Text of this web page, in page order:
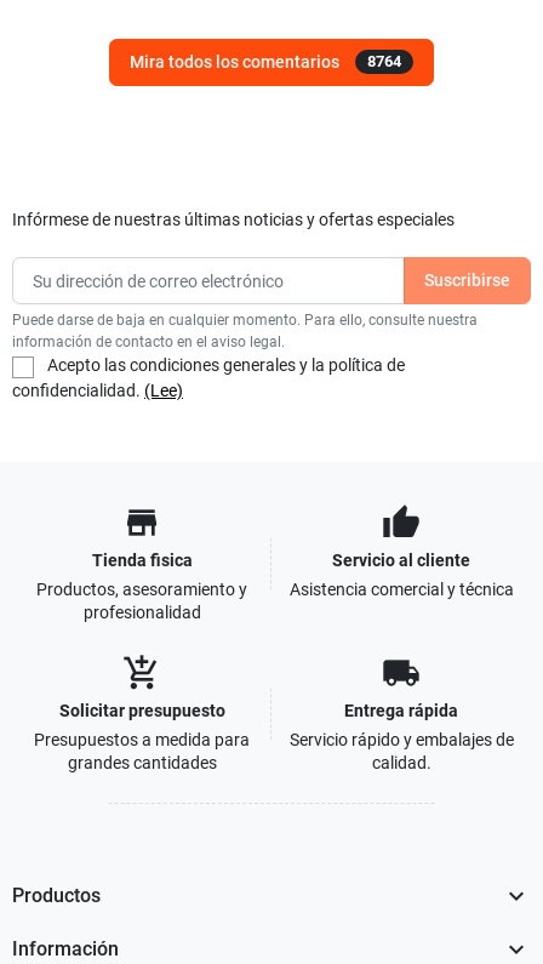
Mira todos los comentarios 8764
Infórmese de nuestras últimas noticias y ofertas especiales
Puede darse de baja en cualquier momento. Para ello, consulte nuestra
información de contacto en el aviso legal.
Acepto las condiciones generales y la política de
confidencialidad. (Lee)
store
Tienda fisica
Productos, asesoramiento y
profesionalidad
thumb_up
Servicio al cliente
Asistencia comercial y técnica
add_shopping_cart
Solicitar presupuesto
Presupuestos a medida para
grandes cantidades
local_shipping
Entrega rápida
Servicio rápido y embalajes de
calidad.
Productos 
Información 